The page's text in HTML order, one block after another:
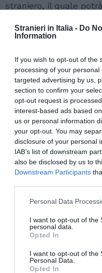
Stranieri in Italia - Do
Information
If you wish to opt-out of the
processing of your
targeted advertising by us,
section to confirm your
opt-out request is
interest-based ads based
us or personal information
your opt-out. You may
disclosure of your personal
IAB’s list of downstream
also be disclosed by us to
Downstream Participants
Personal Data
I want to opt-out of the
personal data.
Opted In
I want to opt-out of the
Personal Data.
Opted In
straniero, il quale
successivo.